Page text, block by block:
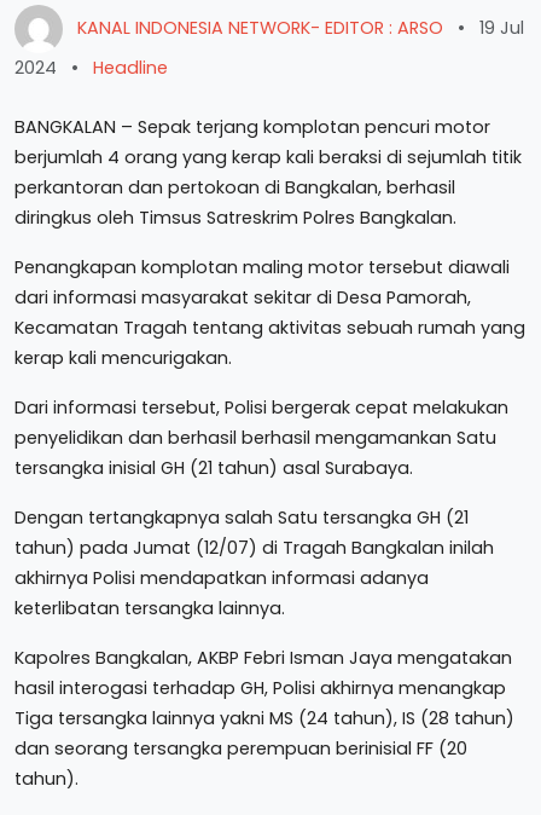
KANAL INDONESIA NETWORK- EDITOR : ARSO •
19 Jul
2024
• Headline
BANGKALAN – Sepak terjang komplotan pencuri motor
berjumlah 4 orang yang kerap kali beraksi di sejumlah titik
perkantoran dan pertokoan di Bangkalan, berhasil
diringkus oleh Timsus Satreskrim Polres Bangkalan.
Penangkapan komplotan maling motor tersebut diawali
dari informasi masyarakat sekitar di Desa Pamorah,
Kecamatan Tragah tentang aktivitas sebuah rumah yang
kerap kali mencurigakan.
Dari informasi tersebut, Polisi bergerak cepat melakukan
penyelidikan dan berhasil berhasil mengamankan Satu
tersangka inisial GH (21 tahun) asal Surabaya.
Dengan tertangkapnya salah Satu tersangka GH (21
tahun) pada Jumat (12/07) di Tragah Bangkalan inilah
akhirnya Polisi mendapatkan informasi adanya
keterlibatan tersangka lainnya.
Kapolres Bangkalan, AKBP Febri Isman Jaya mengatakan
hasil interogasi terhadap GH, Polisi akhirnya menangkap
Tiga tersangka lainnya yakni MS (24 tahun), IS (28 tahun)
dan seorang tersangka perempuan berinisial FF (20
tahun).